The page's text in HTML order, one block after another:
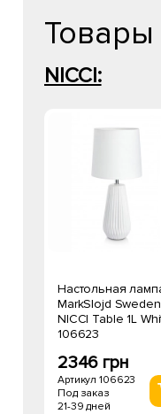
Товары
NICCI:
Настольная
MarkSlojd Sweden
NICCI Table 1L
106623
2346 грн
Артикул 106623
Под заказ
21-39 дней